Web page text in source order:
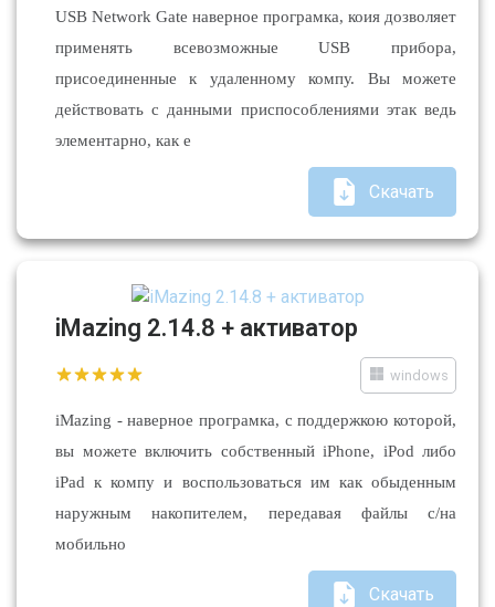
USB Network Gate наверное програмка, коия дозволяет
применять всевозможные USB прибора,
присоединенные к удаленному компу. Вы можете
действовать с данными приспособлениями этак ведь
элементарно, как е
Скачать
iMazing 2.14.8 + активатор
windows
iMazing - наверное програмка, с поддержкою которой,
вы можете включить собственный iPhone, iPod либо
iPad к компу и воспользоваться им как обыденным
наружным накопителем, передавая файлы с/на
мобильно
Скачать